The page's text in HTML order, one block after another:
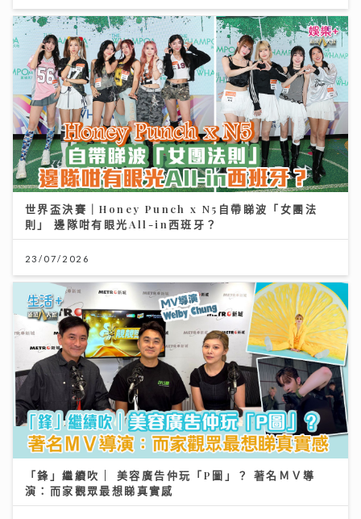
世界盃決賽｜Honey Punch x N5自帶睇波「女團法
則」 邊隊咁有眼光All-in西班牙？
23/07/2026
「鋒」繼續吹 | 美容廣告仲玩「P圖」？ 著名ＭＶ導
演：而家觀眾最想睇真實感